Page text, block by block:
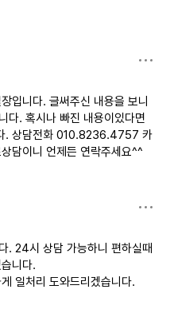
입니다. 글써주신 내용을 보니
다. 혹시나 빠진 내용이있다면
. 상담전화 010.8236.4757 카
이니 언제든 연락주세요^^
. 24시 상담 가능하니 편하실때
니다.
일처리 도와드리겠습니다.